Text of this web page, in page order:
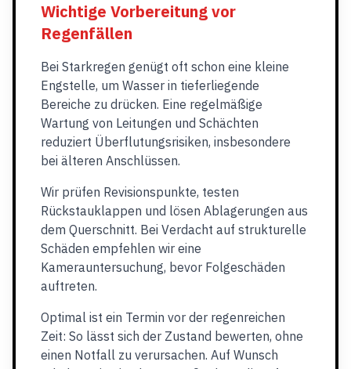
Wichtige Vorbereitung vor
Regenfällen
Bei Starkregen genügt oft schon eine kleine
Engstelle, um Wasser in tieferliegende
Bereiche zu drücken. Eine regelmäßige
Wartung von Leitungen und Schächten
reduziert Überflutungsrisiken, insbesondere
bei älteren Anschlüssen.
Wir prüfen Revisionspunkte, testen
Rückstauklappen und lösen Ablagerungen aus
dem Querschnitt. Bei Verdacht auf strukturelle
Schäden empfehlen wir eine
Kamerauntersuchung, bevor Folgeschäden
auftreten.
Optimal ist ein Termin vor der regenreichen
Zeit: So lässt sich der Zustand bewerten, ohne
einen Notfall zu verursachen. Auf Wunsch